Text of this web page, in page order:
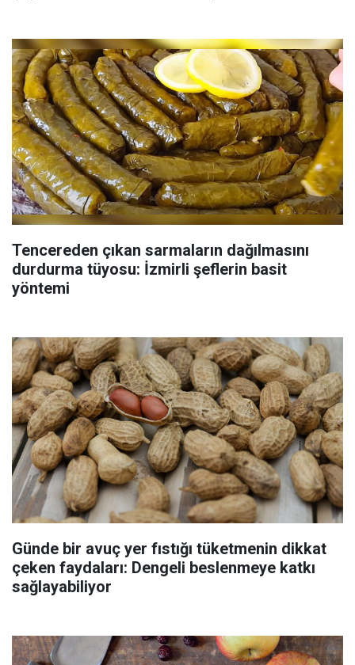
Tencereden çıkan sarmaların dağılmasını
durdurma tüyosu: İzmirli şeflerin basit
yöntemi
Günde bir avuç yer fıstığı tüketmenin dikkat
çeken faydaları: Dengeli beslenmeye katkı
sağlayabiliyor